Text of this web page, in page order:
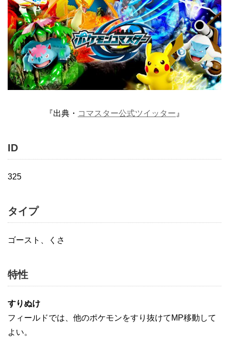
『出典・ コマスター公式ツイッター 』
ID
325
タイプ
ゴースト、くさ
特性
すりぬけ
フィールドでは、他のポケモンをすり抜けてMP移動して
よい。